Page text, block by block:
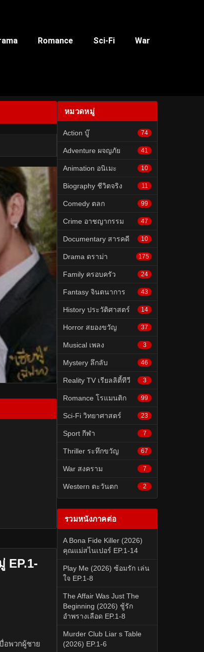
Romance Sci-Fi War
EP.1-
อพวกผู้ชาย
หมวดหมู่
Action บู๊ 74
Adventure ผจญภัย 41
Animation อนิเมะ 10
Biography ชีวิตจริง 11
Comedy ตลก 99
Crime อาชญากรรม 47
Documentary สารคดี 10
Drama ดราม่า 175
Family ครอบครัว 24
Fantasy จินตนาการ 43
History ประวัติศาสตร์ 14
Horror สยองขวัญ 37
Musical เพลง 3
Mystery ลึกลับ 46
Reality TV เรียลลิตี้ทีวี 3
Romance โรแมนติก 99
Sci-Fi วิทยาศาสตร์ 23
Sport กีฬา 7
Thriller ระทึกขวัญ 67
War สงคราม 7
Western ตะวันตก 2
รวมหนังภาคต่อ
A Bona Fide Killer (2026)
คุณแม่สไนเปอร์ EP.1-14
Play Me (2026) ซ้อมรัก เล่น
ใจ EP.1-8
The Affair Was Just The
Beginning (2026) ชู้รัก
อำพรางเลือด EP.1-8
Murder Club Liar s Table
(2026) EP.1-6